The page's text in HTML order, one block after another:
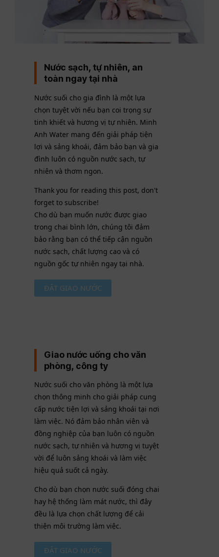
Nước sạch, tự nhiên, an
toàn ngay tại nhà
Nước suối cho gia đình là một lựa
chọn tuyệt vời nếu bạn coi trọng sự
tinh khiết và hương vị tự nhiên. Minh
Anh Water mang đến giải pháp tiện
lợi và sảng khoái, đảm bảo bạn và gia
đình luôn có nguồn nước sạch, tự
nhiên và thơm ngon.
Thank you for reading this post, don't
forget to subscribe!
Cho dù bạn muốn nước được giao
trong chai bình lớn, chúng tôi đảm
bảo rằng bạn có thể tiếp cận nguồn
nước sạch, chất lượng cao và có
nguồn gốc tự nhiên ngay tại nhà.
ĐẶT GIAO NƯỚC
Giao nước uống cho văn
phòng, công ty
Nước suối cho văn phòng là một lựa
chọn thông minh cho giải pháp cung
cấp nước tiện lợi và sảng khoái tại nơi
làm việc. Nó đảm bảo nhân viên và
đồng nghiệp của bạn luôn có nguồn
nước sạch, tự nhiên và hương vị tuyệt
vời để luôn sảng khoái và làm việc
hiệu quả suốt cả ngày.
Cho dù bạn chọn nước suối đóng chai
hay hệ thống làm mát nước, thì đây
đều là lựa chọn chất lượng để cải
thiện môi trường làm việc.
ĐẶT GIAO NƯỚC